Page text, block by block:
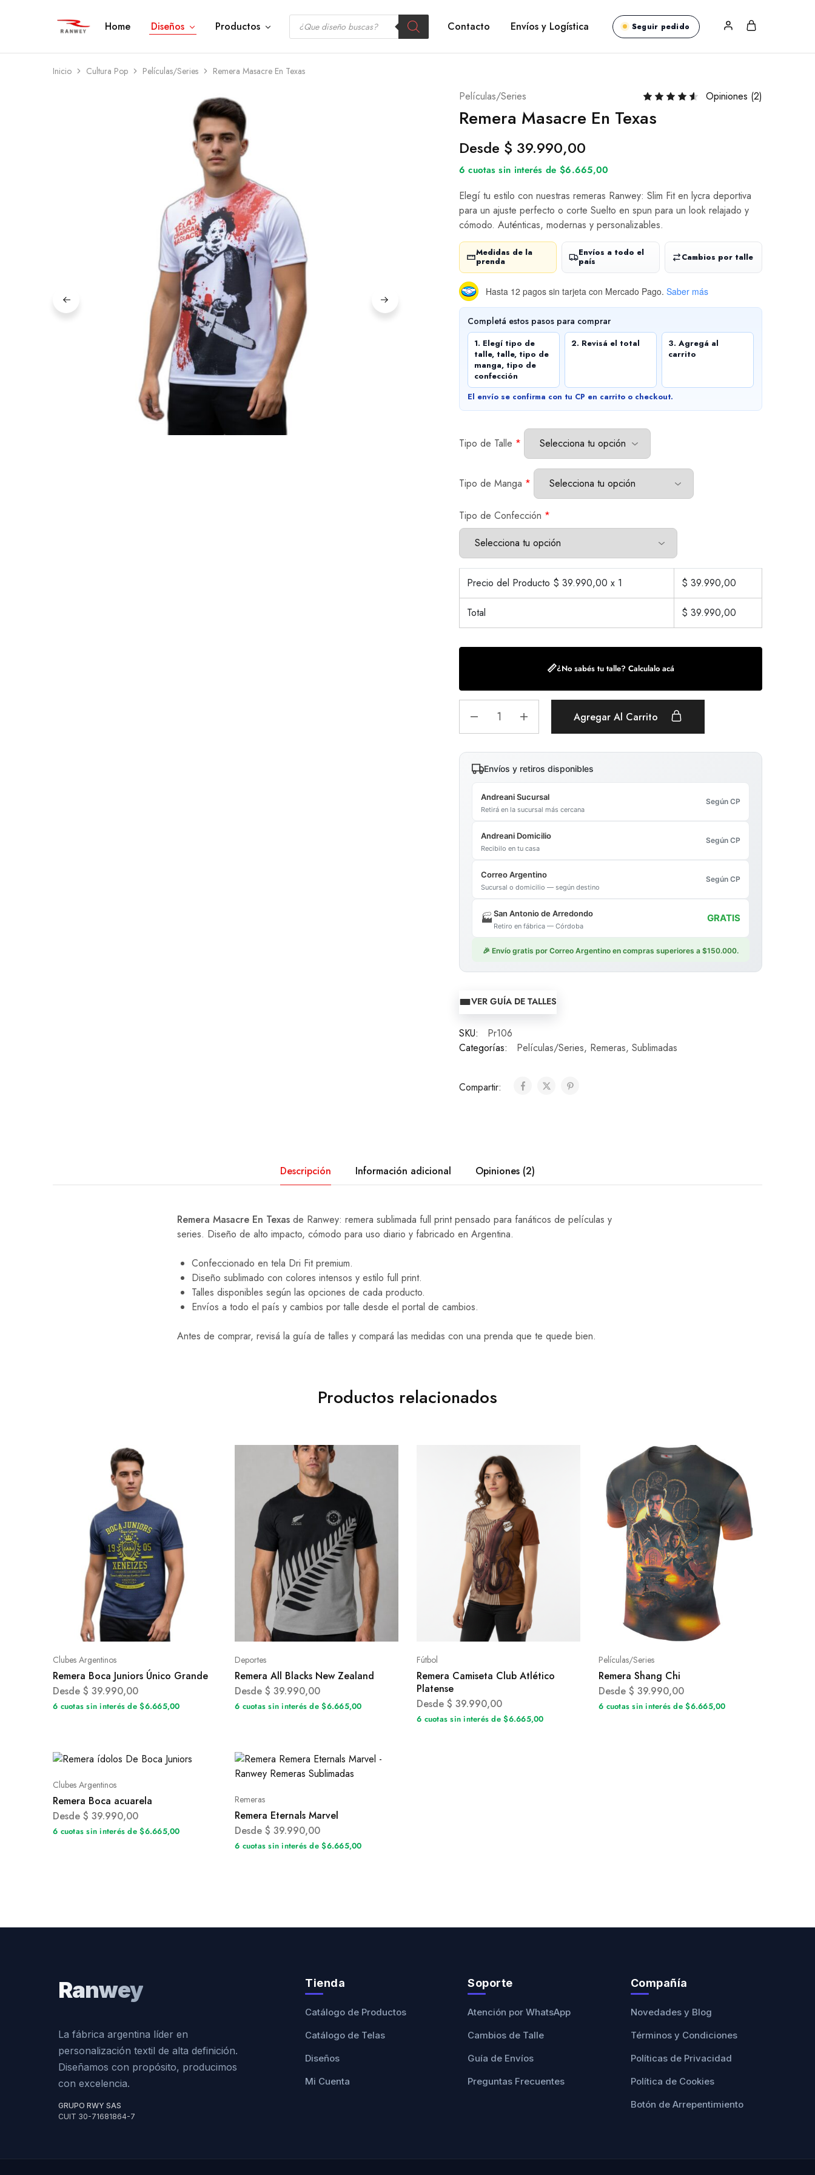
Ranwey
Tu
Tu
Diseño
Tu
Tu
—
Remeras,
Home Diseños Productos Contacto Envíos y Logística Seguir pedido
Inicio Cultura Pop Películas/Series Remera Masacre En Texas
Películas/Series Opiniones (2)
Remera Masacre En Texas
Desde $ 39.990,00
6 cuotas sin interés de $6.665,00
Elegí tu estilo con nuestras remeras Ranwey: Slim Fit en lycra deportiva
para un ajuste perfecto o corte Suelto en spun para un look relajado y
cómodo. Auténticas, modernas y personalizables.
Medidas de la
prenda
Envíos a todo el
país
Cambios por talle
Hasta 12 pagos sin tarjeta con Mercado Pago. Saber más
Completá estos pasos para comprar
1. Elegí tipo de
talle, talle, tipo de
manga, tipo de
confección
2. Revisá el total
3. Agregá al
carrito
El envío se confirma con tu CP en carrito o checkout.
Tipo de Talle *
Tipo de Manga *
Tipo de Confección *
Precio del Producto $ 39.990,00 x 1 $ 39.990,00
Total $ 39.990,00
📏¿No sabés tu talle? Calculalo acá
Agregar Al Carrito
Envíos y retiros disponibles
Andreani Sucursal
Retirá en la sucursal más cercana
Según CP
Andreani Domicilio
Recibilo en tu casa
Según CP
Correo Argentino
Sucursal o domicilio — según destino
Según CP
🏭San Antonio de Arredondo
Retiro en fábrica — Córdoba
GRATIS
🎉 Envío gratis por Correo Argentino en compras superiores a $150.000.
VER GUÍA DE TALLES
SKU:
Pr106
Categorías:
Películas/Series, Remeras, Sublimadas
Compartir:
Descripción Información adicional Opiniones (2)
Remera Masacre En Texas de Ranwey: remera sublimada full print pensado para fanáticos de películas y
series. Diseño de alto impacto, cómodo para uso diario y fabricado en Argentina.
Confeccionado en tela Dri Fit premium.
Diseño sublimado con colores intensos y estilo full print.
Talles disponibles según las opciones de cada producto.
Envíos a todo el país y cambios por talle desde el portal de cambios.
Antes de comprar, revisá la guía de talles y compará las medidas con una prenda que te quede bien.
Productos relacionados
Clubes Argentinos
Remera Boca Juniors Único Grande
Desde $ 39.990,00
6 cuotas sin interés de $6.665,00
Deportes
Remera All Blacks New Zealand
Desde $ 39.990,00
6 cuotas sin interés de $6.665,00
Fútbol
Remera Camiseta Club Atlético
Platense
Desde $ 39.990,00
6 cuotas sin interés de $6.665,00
Películas/Series
Remera Shang Chi
Desde $ 39.990,00
6 cuotas sin interés de $6.665,00
Clubes Argentinos
Remera Boca acuarela
Desde $ 39.990,00
6 cuotas sin interés de $6.665,00
Remeras
Remera Eternals Marvel
Desde $ 39.990,00
6 cuotas sin interés de $6.665,00
Ranwey
La fábrica argentina líder en
personalización textil de alta definición.
Diseñamos con propósito, producimos
con excelencia.
GRUPO RWY SAS
CUIT 30-71681864-7
Tienda
Catálogo de Productos
Catálogo de Telas
Diseños
Mi Cuenta
Soporte
Atención por WhatsApp
Cambios de Talle
Guía de Envíos
Preguntas Frecuentes
Compañía
Novedades y Blog
Términos y Condiciones
Políticas de Privacidad
Política de Cookies
Botón de Arrepentimiento